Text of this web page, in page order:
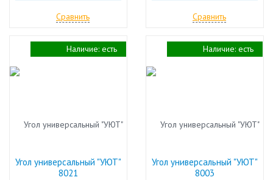
Сравнить Сравнить
Угол универсальный "УЮТ"
8021
Наличие: есть
Угол универсальный "УЮТ"
8003
Наличие: есть